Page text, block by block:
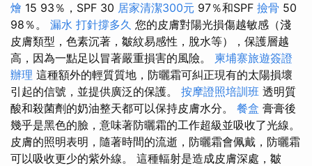
燴 15 93％，SPF 30 居家清潔300元 97％和SPF 撿骨 50
98％。 漏水 打針撐多久 您的皮膚對陽光損傷越敏感（淺
皮膚類型，色素沉著，皺紋易感性，脫水等），保護層越
高，因為一點足以冒著嚴重損害的風險。 柬埔寨旅遊簽證
辦理 這種額外的輕質質地，防曬霜可糾正現有的太陽損壞
引起的信號，並提供廣泛的保護。 按摩證照培訓班 透明質
酸和殺菌劑的奶油整天都可以保持皮膚水分。 餐盒 膏膏後
幾乎是黑色的臉，意味著防曬霜的工作超級並吸收了光線。
皮膚的照明表明，隨著時間的流逝，防曬霜會佩戴，防曬霜
可以吸收更少的紫外線。 這種輻射是造成皮膚深處，皺